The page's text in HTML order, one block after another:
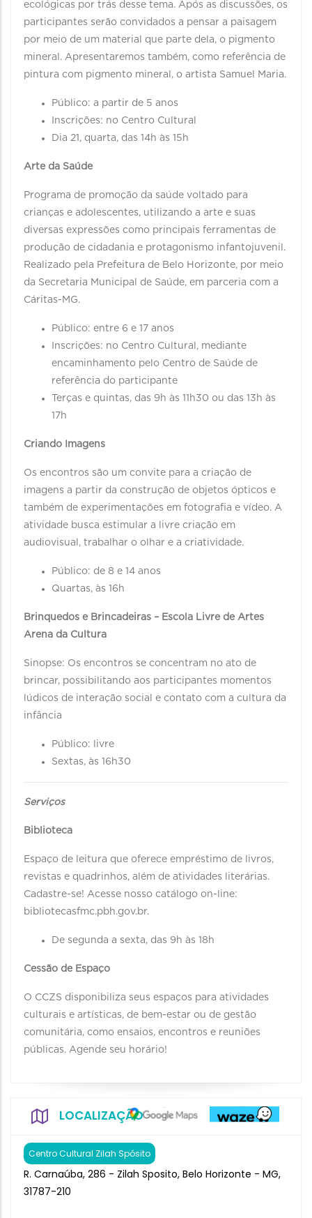
ecológicas por trás desse tema. Após as discussões, os
participantes serão convidados a pensar a paisagem
por meio de um material que parte dela, o pigmento
mineral. Apresentaremos também, como referência de
pintura com pigmento mineral, o artista Samuel Maria.
Público: a partir de 5 anos
Inscrições: no Centro Cultural
Dia 21, quarta, das 14h às 15h
Arte da Saúde
Programa de promoção da saúde voltado para
crianças e adolescentes, utilizando a arte e suas
diversas expressões como principais ferramentas de
produção de cidadania e protagonismo infantojuvenil.
Realizado pela Prefeitura de Belo Horizonte, por meio
da Secretaria Municipal de Saúde, em parceria com a
Cáritas-MG.
Público: entre 6 e 17 anos
Inscrições: no Centro Cultural, mediante
encaminhamento pelo Centro de Saúde de
referência do participante
Terças e quintas, das 9h às 11h30 ou das 13h às
17h
Criando Imagens
Os encontros são um convite para a criação de
imagens a partir da construção de objetos ópticos e
também de experimentações em fotografia e vídeo. A
atividade busca estimular a livre criação em
audiovisual, trabalhar o olhar e a criatividade.
Público: de 8 e 14 anos
Quartas, às 16h
Brinquedos e Brincadeiras – Escola Livre de Artes
Arena da Cultura
Sinopse: Os encontros se concentram no ato de
brincar, possibilitando aos participantes momentos
lúdicos de interação social e contato com a cultura da
infância
Público: livre
Sextas, às 16h30
Serviços
Biblioteca
Espaço de leitura que oferece empréstimo de livros,
revistas e quadrinhos, além de atividades literárias.
Cadastre-se! Acesse nosso catálogo on-line:
bibliotecasfmc.pbh.gov.br.
De segunda a sexta, das 9h às 18h
Cessão de Espaço
O CCZS disponibiliza seus espaços para atividades
culturais e artísticas, de bem-estar ou de gestão
comunitária, como ensaios, encontros e reuniões
públicas. Agende seu horário!
LOCALIZAÇÃO
Centro Cultural Zilah Spósito
R. Carnaúba, 286 - Zilah Sposito, Belo Horizonte - MG,
31787-210